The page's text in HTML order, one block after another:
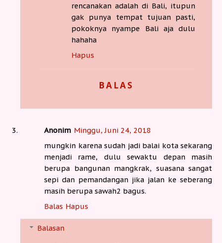
rencanakan adalah di Bali, itupun
gak punya tempat tujuan pasti,
pokoknya nyampe Bali aja dulu
hahaha
Hapus
BALAS
Anonim Minggu, Juni 24, 2018
mungkin karena sudah jadi balai kota sekarang
menjadi rame, dulu sewaktu depan masih
berupa bangunan mangkrak, suasana sangat
sepi dan pemandangan jika jalan ke seberang
masih berupa sawah2 bagus.
Balas Hapus
Balasan